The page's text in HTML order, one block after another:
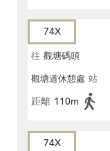
74X
往 觀塘碼頭
觀塘道休憩處 站
距離 110m
74X